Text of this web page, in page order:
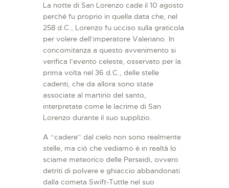
La notte di San Lorenzo cade il 10 agosto
perché fu proprio in quella data che, nel
258 d.C., Lorenzo fu ucciso sulla graticola
per volere dell’imperatore Valeriano. In
concomitanza a questo avvenimento si
verifica l’evento celeste, osservato per la
prima volta nel 36 d.C., delle stelle
cadenti, che da allora sono state
associate al martirio del santo,
interpretate come le lacrime di San
Lorenzo durante il suo supplizio.
A “cadere” dal cielo non sono realmente
stelle, ma ciò che vediamo è in realtà lo
sciame meteorico delle Perseidi, ovvero
detriti di polvere e ghiaccio abbandonati
dalla cometa Swift-Tuttle nel suo